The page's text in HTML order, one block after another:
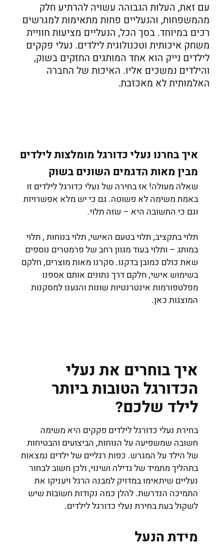
עם זאת, העלות הגבוהה עשויה להרתיע חלק
מהמשפחות, והנעליים פחות מתאימות למגרשים
רכים במיוחד. בסך הכל, הנעליים מציעות חוויית
משחק איכותית וטכנולוגית לילדים. נעלי פקקים
לילדים נייק הוא אחד המותגים החזקים בשוק,
והילדים נמשכים אליו. האיכות של החברה
האלמותית לא מאכזבת.
איך בחרנו נעלי כדורגל מומלצות לילדים
מבין מאות הדגמים השונים בשוק
שאלה מעולה! אז בחירה של נעלי כדורגל לילדים זו
באמת משימה לא פשוטה. גם כי יש מלא אפשרויות
וגם כי התשובה היא – שזה תלוי.
תלוי בתקציב, תלוי בטעם האישי, תלוי בנוחות , תלוי
במותג – ותלוי בעוד מגוון רחב של פרמטרים נוספים
שאת כולם כמובן בדקנו. סקרנו מאות מוצרים, חלקם
בשימוש אישי, חלקם דרך נתונים אותם אספנו
מפלטפורמות אינטרנטיות שונות והגענו למסקנות
המוצגות כאן.
איך בוחרים את נעלי
הכדורגל הטובות ביותר
לילד שלכם?
בחירת נעלי כדורגל לילדים פקקים היא משימה
חשובה שמשפיעה על הנוחות, הביצועים והבטיחות
של הילד על המגרש. כפות רגליים של ילדים נמצאות
בתהליך מתמיד של גדילה ושינוי, ולכן חשוב לבחור
נעליים שיתאימו במדויק למבנה הרגל ויעניקו את
התמיכה הנדרשת. להלן כמה נקודות חשובות שיש
לשקול בעת בחירת נעלי כדורגל לילדים.
מידת הנעל